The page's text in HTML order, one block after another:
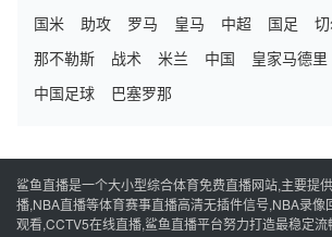
国米
助攻 罗马 皇马 中超 国足
那不勒斯
战术 米兰 中国 皇家马德里
中国足球
巴塞罗那
鲨鱼直播是一个大小型综合体育免费直播网站,主要提
播,NBA直播等体育赛事直播高清无插件信号,NBA录像
观看,CCTV5在线直播,鲨鱼直播平台努力打造最稳定流